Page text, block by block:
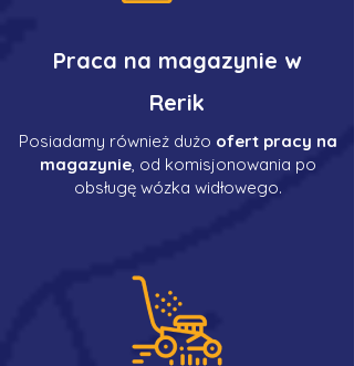
Praca na magazynie w
Rerik
Posiadamy również dużo ofert pracy na
magazynie, od komisjonowania po
obsługę wózka widłowego.